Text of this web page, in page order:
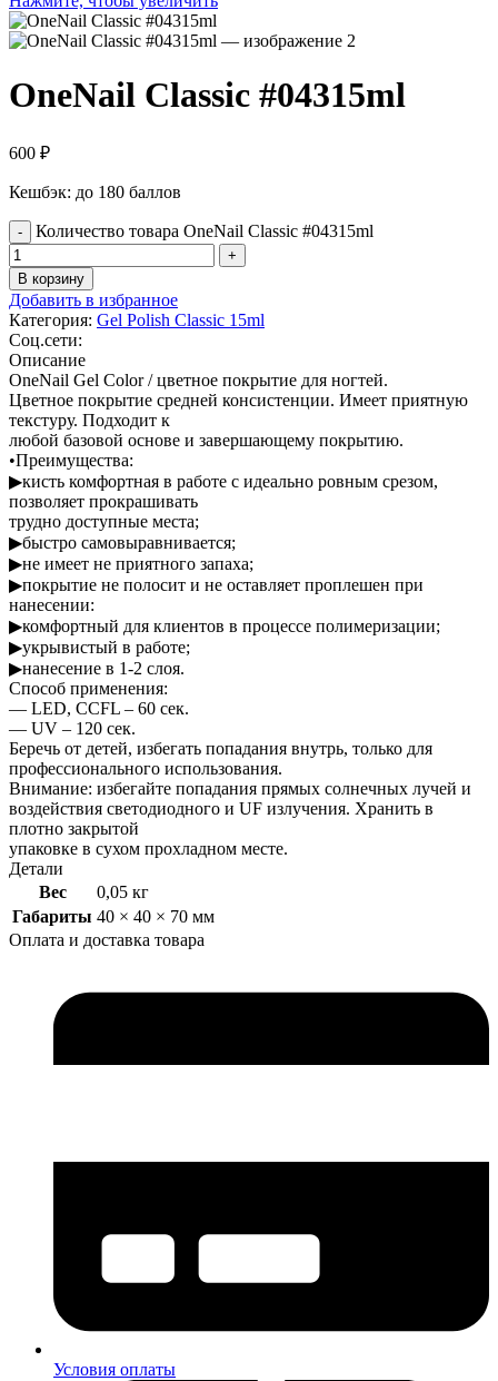
OneNail Classic #04315ml
600 ₽
Кешбэк: до 180 баллов
Количество товара OneNail Classic #04315ml
В корзину
Добавить в избранное
Категория: Gel Polish Classic 15ml
Соц.сети:
Описание
OneNail Gel Color / цветное покрытие для ногтей.
Цветное покрытие средней консистенции. Имеет приятную
текстуру. Подходит к
любой базовой основе и завершающему покрытию.
•Преимущества:
▶кисть комфортная в работе с идеально ровным срезом,
позволяет прокрашивать
трудно доступные места;
▶быстро самовыравнивается;
▶не имеет не приятного запаха;
▶покрытие не полосит и не оставляет проплешен при
нанесении:
▶комфортный для клиентов в процессе полимеризации;
▶укрывистый в работе;
▶нанесение в 1-2 слоя.
Способ применения:
— LED, CCFL – 60 сек.
— UV – 120 сек.
Беречь от детей, избегать попадания внутрь, только для
профессионального использования.
Внимание: избегайте попадания прямых солнечных лучей и
воздействия светодиодного и UF излучения. Хранить в
плотно закрытой
упаковке в сухом прохладном месте.
Детали
Вес
0,05 кг
Габариты 40 × 40 × 70 мм
Оплата и доставка товара
Условия оплаты